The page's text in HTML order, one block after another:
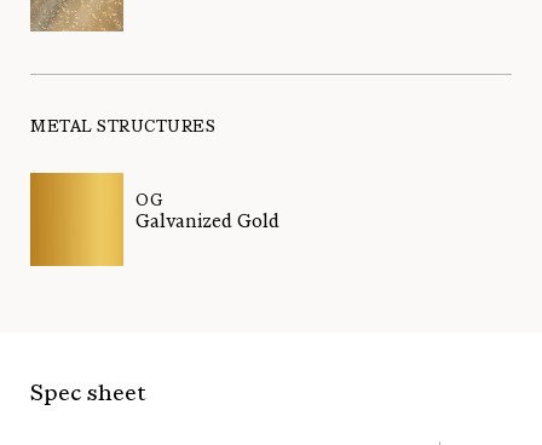
METAL STRUCTURES
OG
Galvanized Gold
Spec sheet